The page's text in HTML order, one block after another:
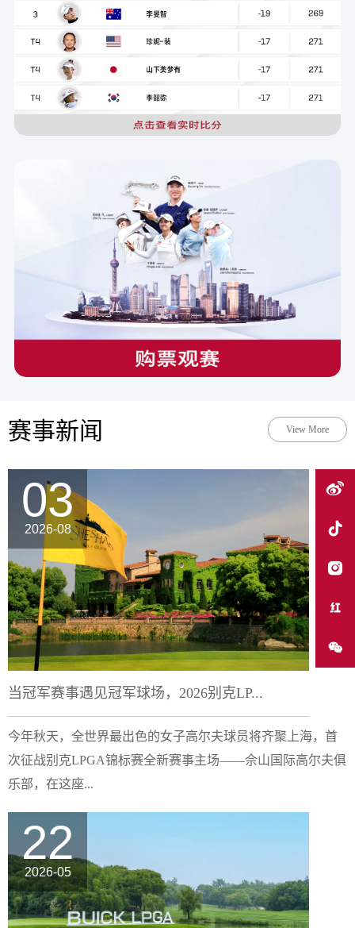
赛事新闻 View More
03
2026-08
当冠军赛事遇见冠军球场，2026别克LP...
今年秋天，全世界最出色的女子高尔夫球员将齐聚上海，首
次征战别克LPGA锦标赛全新赛事主场——佘山国际高尔夫俱
乐部，在这座...
22
2026-05